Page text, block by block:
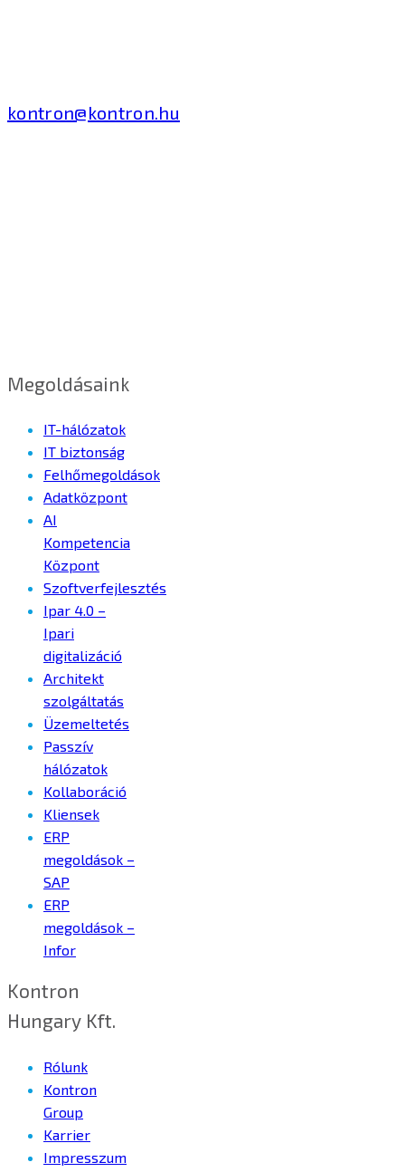
kontron@kontron.hu
Megoldásaink
IT-hálózatok
IT biztonság
Felhőmegoldások
Adatközpont
AI
Kompetencia
Központ
Szoftverfejlesztés
Ipar 4.0 –
Ipari
digitalizáció
Architekt
szolgáltatás
Üzemeltetés
Passzív
hálózatok
Kollaboráció
Kliensek
ERP
megoldások –
SAP
ERP
megoldások –
Infor
Kontron
Hungary Kft.
Rólunk
Kontron
Group
Karrier
Impresszum